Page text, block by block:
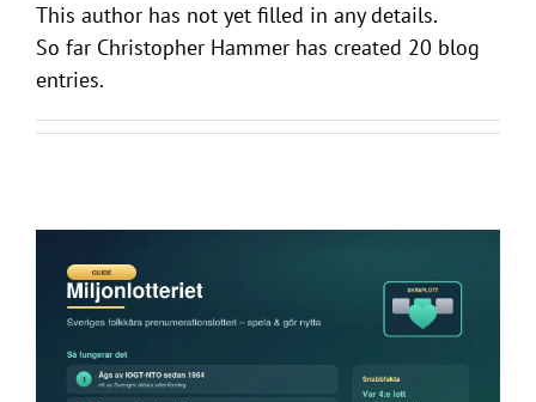
This author has not yet filled in any details.
So far Christopher Hammer has created 20 blog
entries.